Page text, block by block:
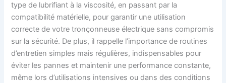
type de lubrifiant à la viscosité, en passant par la
compatibilité matérielle, pour garantir une utilisation
correcte de votre tronçonneuse électrique sans compromis
sur la sécurité. De plus, il rappelle l’importance de routines
d’entretien simples mais régulières, indispensables pour
éviter les pannes et maintenir une performance constante,
même lors d’utilisations intensives ou dans des conditions